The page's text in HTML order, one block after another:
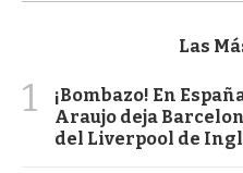
Las
1
¡Bombazo! En
Araujo deja
del Liverpool de